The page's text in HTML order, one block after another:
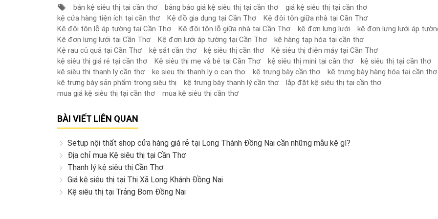
bán kệ siêu thị tại cần thơ bảng báo giá kệ siêu thị tại cần thơ
giá kệ siêu thị tại cần thơ
kệ cửa hàng tiện ích tại cần thơ
Kệ đồ gia dụng tại Cần Thơ
Kệ đôi tôn giữa nhà tại Cần Thơ
Kệ đôi tôn lỗ áp tường tại Cần Thơ
Kệ đôi tôn lỗ giữa nhà tại Cần Thơ kệ đơn lưng lưới
kệ đơn lưng lưới áp
Kệ đơn lưng lưới tại Cần Thơ
Kệ đơn lưới áp tường tại Cần Thơ
kệ hàng tạp hóa tại cần thơ
Kệ rau củ quả tại Cần Thơ
kệ sắt cần thơ kệ siêu thị cần thơ
Kệ siêu thị điện máy tại Cần Thơ
kệ siêu thị giá rẻ tại cần thơ
Kệ siêu thị mẹ và bé tại Cần Thơ kệ siêu thị mini tại cần thơ
kệ siêu thị tại cần thơ
kệ siêu thị thanh ly cần thơ
ke sieu thi thanh ly o can tho kệ trưng bày cần thơ
kệ trưng bày hàng hóa tại cần thơ
kệ trưng bày sản phẩm trong siêu thị
kệ trưng bày thanh lý cần thơ
lắp đặt kệ siêu thị tại cần thơ
mua giá kệ siêu thị tại cần thơ
mua kệ siêu thị cần thơ
BÀI VIẾT LIÊN QUAN
Setup nội thất shop cửa hàng giá rẻ tại Long Thành Đồng Nai cần những mẫu kệ gì?
Địa chỉ mua Kệ siêu thị tại Cần Thơ
Thanh lý kệ siêu thị Cần Thơ
Giá kệ siêu thị tại Thị Xã Long Khánh Đồng Nai
Kệ siêu thị tại Trảng Bom Đồng Nai